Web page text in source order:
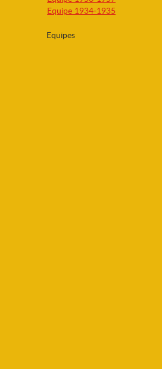
Equipe 1934-1935
Equipes